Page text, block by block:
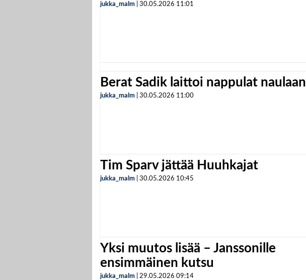
jukka_malm 30.05.2026 11:01
Berat Sadik laittoi nappulat naulaan
jukka_malm 30.05.2026 11:00
Tim Sparv jättää Huuhkajat
jukka_malm 30.05.2026 10:45
Yksi muutos lisää – Janssonille
ensimmäinen kutsu
jukka_malm 29.05.2026 09:14